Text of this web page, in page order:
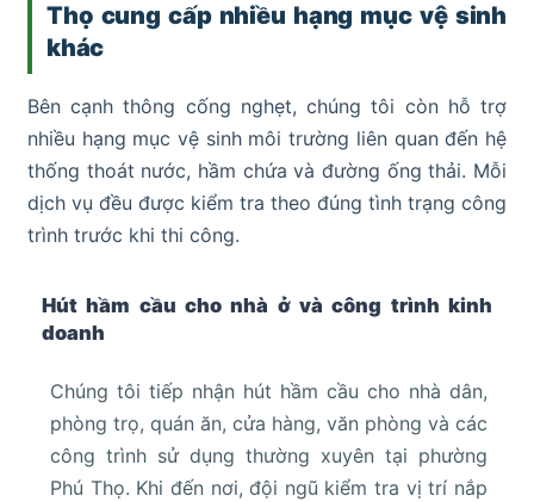
Thọ cung cấp nhiều hạng mục vệ sinh
khác
Bên cạnh thông cống nghẹt, chúng tôi còn hỗ trợ
nhiều hạng mục vệ sinh môi trường liên quan đến hệ
thống thoát nước, hầm chứa và đường ống thải. Mỗi
dịch vụ đều được kiểm tra theo đúng tình trạng công
trình trước khi thi công.
Hút hầm cầu cho nhà ở và công trình kinh
doanh
Chúng tôi tiếp nhận hút hầm cầu cho nhà dân,
phòng trọ, quán ăn, cửa hàng, văn phòng và các
công trình sử dụng thường xuyên tại phường
Phú Thọ. Khi đến nơi, đội ngũ kiểm tra vị trí nắp